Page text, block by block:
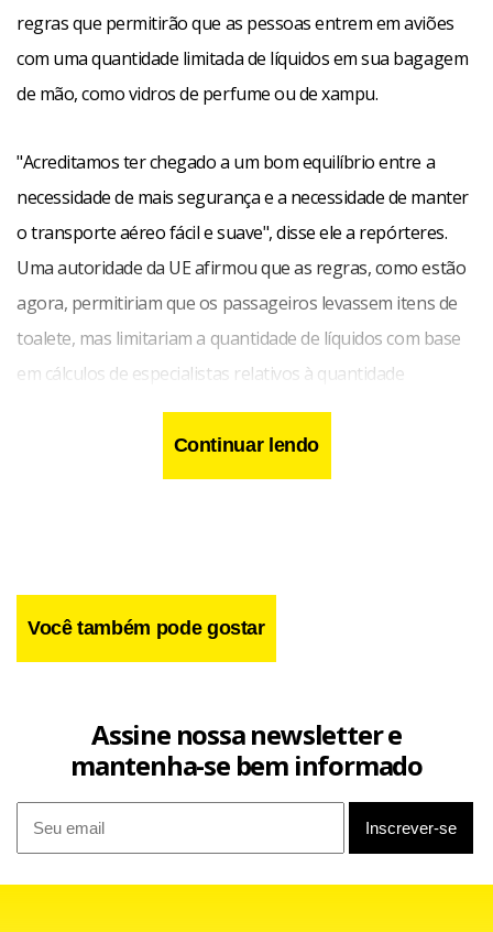
regras que permitirão que as pessoas entrem em aviões
com uma quantidade limitada de líquidos em sua bagagem
de mão, como vidros de perfume ou de xampu.
"Acreditamos ter chegado a um bom equilíbrio entre a
necessidade de mais segurança e a necessidade de manter
o transporte aéreo fácil e suave", disse ele a repórteres.
Uma autoridade da UE afirmou que as regras, como estão
agora, permitiriam que os passageiros levassem itens de
toalete, mas limitariam a quantidade de líquidos com base
em cálculos de especialistas relativos à quantidade
necessária para ser utilizada como explosivo.
Continuar lendo
Você também pode gostar
Assine nossa newsletter e
mantenha-se bem informado